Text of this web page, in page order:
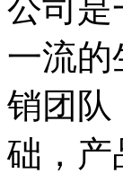
公司是
一流的
销团队
础，产